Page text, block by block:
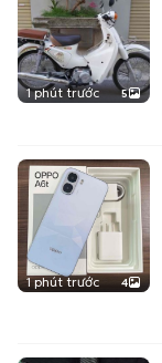
1 phút trước 5
1 phút trước 4